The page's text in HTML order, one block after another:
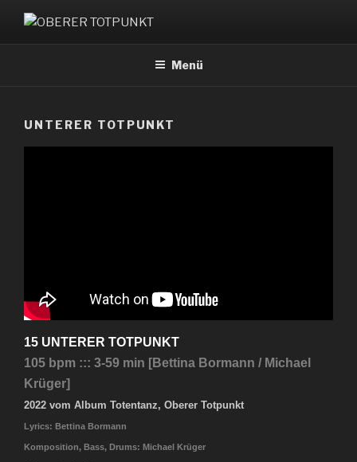
Inhalt
springenOBERER TOTPUNKT
Menü
UNTERER TOTPUNKT
15 UNTERER TOTPUNKT
105 bpm ::: 3-59 min [Bettina Bormann / Michael
Krüger]
2022 vom Album Totentanz, Oberer Totpunkt
Lyrics: Bettina Bormann
Komposition, Bass, Drums: Michael Krüger